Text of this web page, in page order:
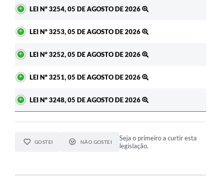
LEI Nº 3254, 05 DE AGOSTO DE 2026
LEI Nº 3253, 05 DE AGOSTO DE 2026
LEI Nº 3252, 05 DE AGOSTO DE 2026
LEI Nº 3251, 05 DE AGOSTO DE 2026
LEI Nº 3248, 05 DE AGOSTO DE 2026
GOSTEI NÃO GOSTEI
Seja o primeiro a curtir esta
legislação.